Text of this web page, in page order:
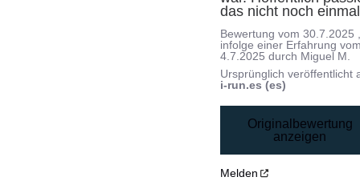
das nicht noch
Bewertung vom30.7.2025
infolge einer Erfahrung
4.7.2025 durch Miguel M.
Ursprünglich veröffentlicht
i-run.es (es)
Originalbewertung
anzeigen
Melden